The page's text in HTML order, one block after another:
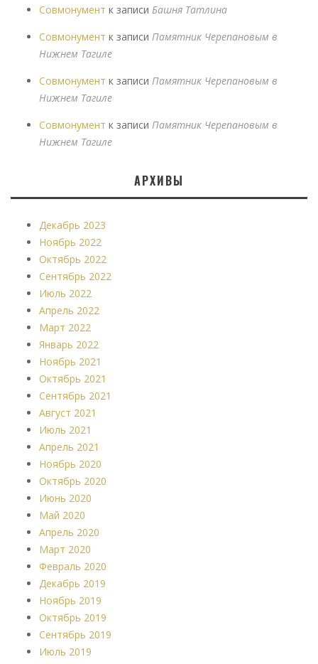
Совмонумент к записи Башня Татлина
Совмонумент к записи Памятник Черепановым в
Нижнем Тагиле
Совмонумент к записи Памятник Черепановым в
Нижнем Тагиле
Совмонумент к записи Памятник Черепановым в
Нижнем Тагиле
АРХИВЫ
Декабрь 2023
Ноябрь 2022
Октябрь 2022
Сентябрь 2022
Июль 2022
Апрель 2022
Март 2022
Январь 2022
Ноябрь 2021
Октябрь 2021
Сентябрь 2021
Август 2021
Июль 2021
Апрель 2021
Ноябрь 2020
Октябрь 2020
Июнь 2020
Май 2020
Апрель 2020
Март 2020
Февраль 2020
Декабрь 2019
Ноябрь 2019
Октябрь 2019
Сентябрь 2019
Июль 2019